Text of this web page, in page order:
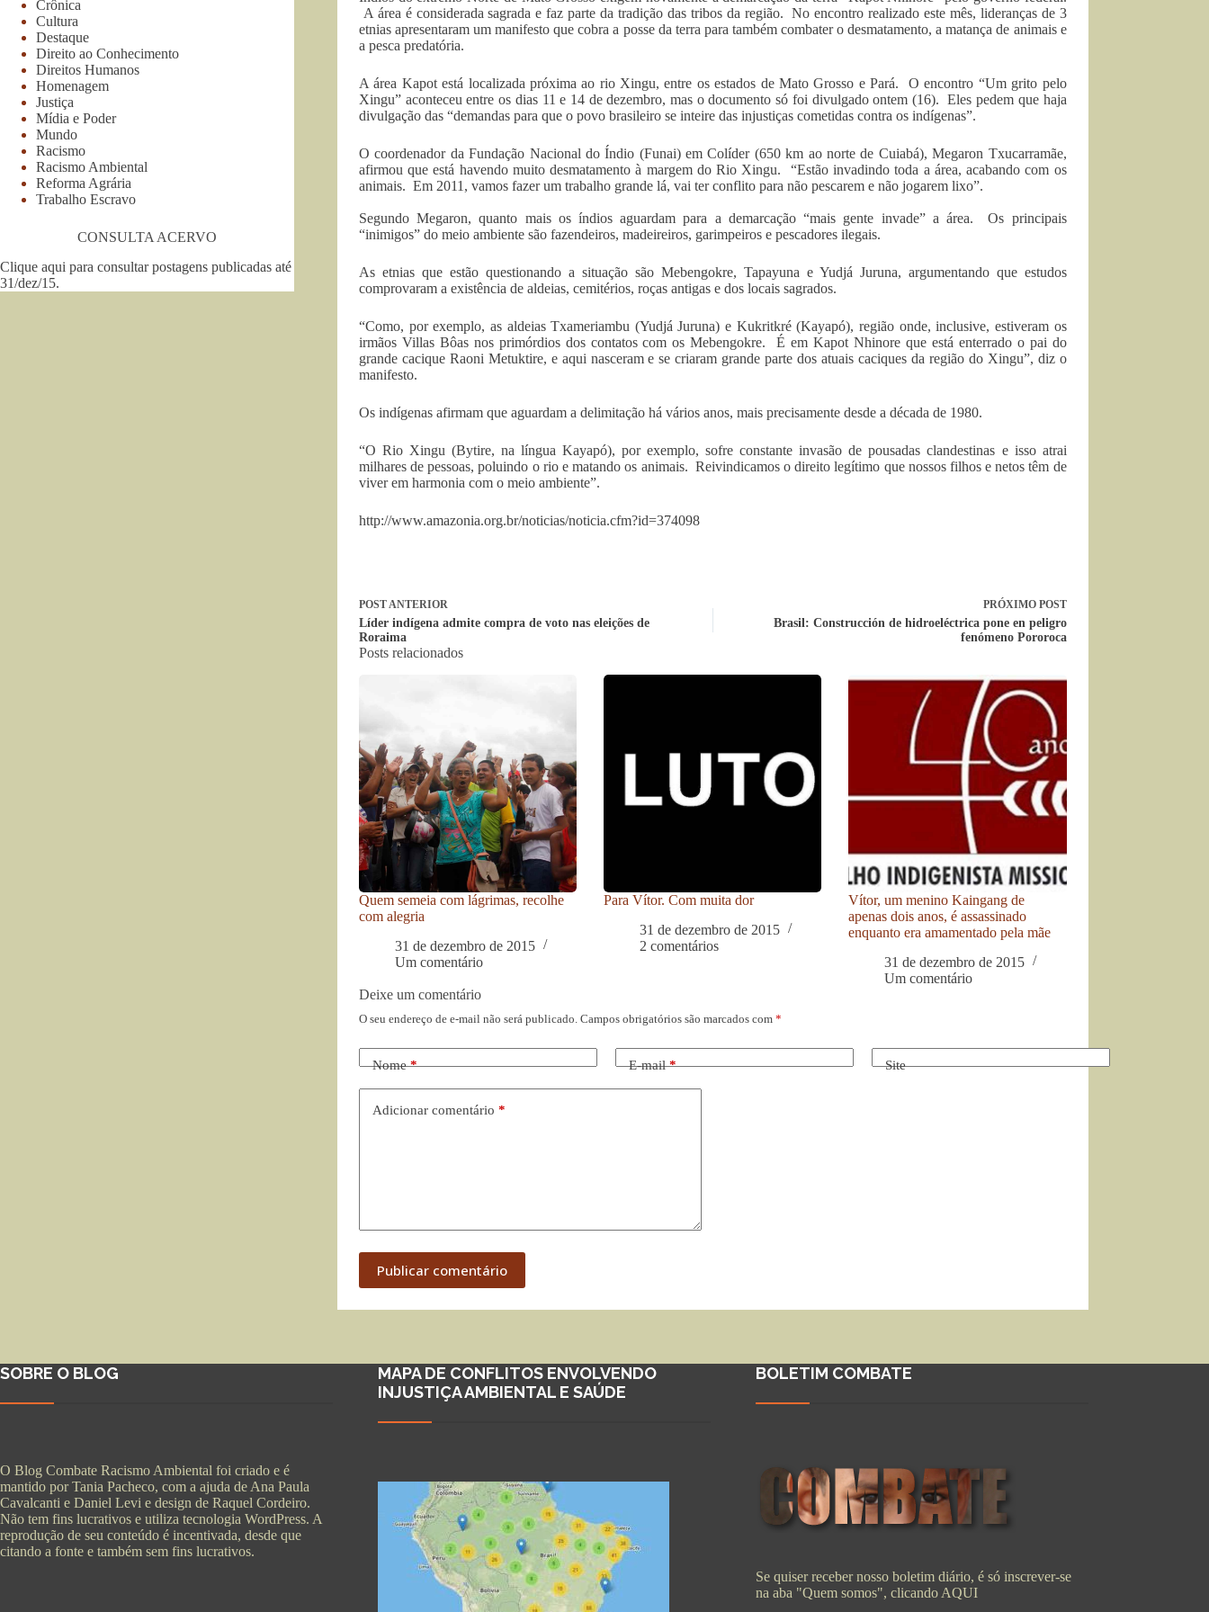
A área é considerada sagrada e faz parte da tradição das tribos da região. No encontro realizado este mês, lideranças de 3
etnias apresentaram um manifesto que cobra a posse da terra para também combater o desmatamento, a matança de animais e
a pesca predatória.
A área Kapot está localizada próxima ao rio Xingu, entre os estados de Mato Grosso e Pará. O encontro “Um grito pelo
Xingu” aconteceu entre os dias 11 e 14 de dezembro, mas o documento só foi divulgado ontem (16). Eles pedem que haja
divulgação das “demandas para que o povo brasileiro se inteire das injustiças cometidas contra os indígenas”.
O coordenador da Fundação Nacional do Índio (Funai) em Colíder (650 km ao norte de Cuiabá), Megaron Txucarramãe,
afirmou que está havendo muito desmatamento à margem do Rio Xingu. “Estão invadindo toda a área, acabando com os
animais. Em 2011, vamos fazer um trabalho grande lá, vai ter conflito para não pescarem e não jogarem lixo”.
Segundo Megaron, quanto mais os índios aguardam para a demarcação “mais gente invade” a área. Os principais
“inimigos” do meio ambiente são fazendeiros, madeireiros, garimpeiros e pescadores ilegais.
As etnias que estão questionando a situação são Mebengokre, Tapayuna e Yudjá Juruna, argumentando que estudos
comprovaram a existência de aldeias, cemitérios, roças antigas e dos locais sagrados.
“Como, por exemplo, as aldeias Txameriambu (Yudjá Juruna) e Kukritkré (Kayapó), região onde, inclusive, estiveram os
irmãos Villas Bôas nos primórdios dos contatos com os Mebengokre. É em Kapot Nhinore que está enterrado o pai do
grande cacique Raoni Metuktire, e aqui nasceram e se criaram grande parte dos atuais caciques da região do Xingu”, diz o
manifesto.
Os indígenas afirmam que aguardam a delimitação há vários anos, mais precisamente desde a década de 1980.
“O Rio Xingu (Bytire, na língua Kayapó), por exemplo, sofre constante invasão de pousadas clandestinas e isso atrai
milhares de pessoas, poluindo o rio e matando os animais. Reivindicamos o direito legítimo que nossos filhos e netos têm de
viver em harmonia com o meio ambiente”.
http://www.amazonia.org.br/noticias/noticia.cfm?id=374098
POSTANTERIOR
Líder indígena admite compra de voto nas eleições de
Roraima
PRÓXIMO POST
Brasil: Construcción de hidroeléctrica pone en peligro
fenómeno Pororoca
Posts relacionados
Quem semeia com lágrimas, recolhe
com alegria
31 de dezembro de 2015
Um comentário
Para Vítor. Com muita dor
31 de dezembro de 2015
2 comentários
Vítor, um menino Kaingang de
apenas dois anos, é assassinado
enquanto era amamentado pela mãe
31 de dezembro de 2015
Um comentário
Deixe um comentário
O seu endereço de e-mail não será publicado. Campos obrigatórios são marcados com *
Nome* E-mail* Site
Adicionar comentário *
Publicar comentário
Crônica
Cultura
Destaque
Direito ao Conhecimento
Direitos Humanos
Homenagem
Justiça
Mídia e Poder
Mundo
Racismo
Racismo Ambiental
Reforma Agrária
Trabalho Escravo
CONSULTA ACERVO
Clique aqui para consultar postagens publicadas até
31/dez/15.
SOBRE O BLOG
O Blog Combate Racismo Ambiental foi criado e é
mantido por Tania Pacheco, com a ajuda de Ana Paula
Cavalcanti e Daniel Levi e design de Raquel Cordeiro.
Não tem fins lucrativos e utiliza tecnologia WordPress. A
reprodução de seu conteúdo é incentivada, desde que
citando a fonte e também sem fins lucrativos.
MAPA DE CONFLITOS ENVOLVENDO
INJUSTIÇA AMBIENTAL E SAÚDE
BOLETIM COMBATE
Se quiser receber nosso boletim diário, é só inscrever-se
na aba "Quem somos", clicando AQUI